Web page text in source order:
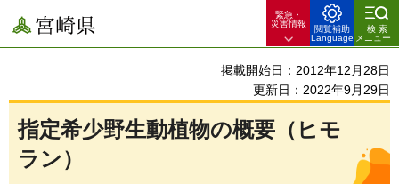
宮崎県
緊急・
災害情報
閲覧補助
Language
検索
メニュー
掲載開始日：2012年12月28日
更新日：2022年9月29日
指定希少野生動植物の概要（ヒモ
ラン）